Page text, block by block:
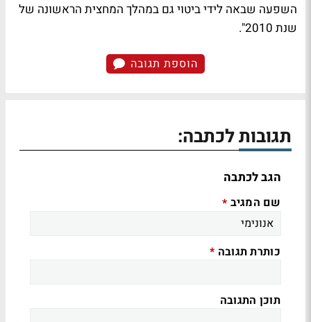
השפעה שבאה לידי ביטוי גם במהלך המחצית הראשונה של
שנת 2010".
הוספת תגובה
תגובות לכתבה:
הגב לכתבה
שם המגיב *
כותרת תגובה *
תוכן התגובה